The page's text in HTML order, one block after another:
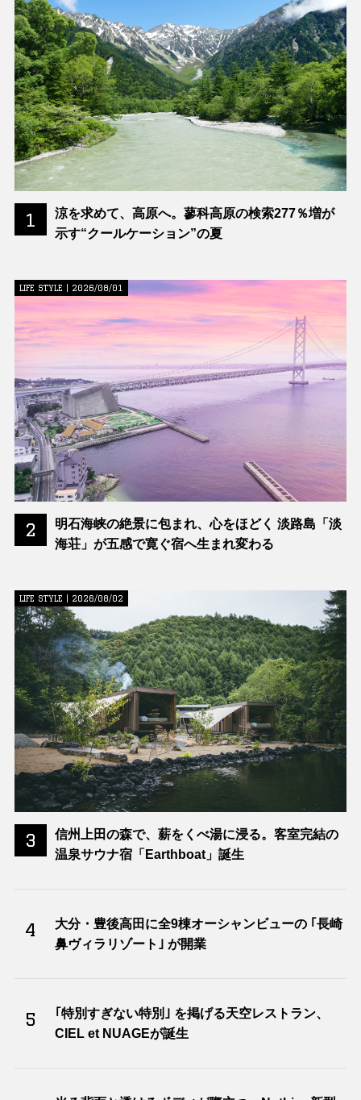
1
涼を求めて、高原へ。蓼科高原の検索277％増が
示す“クールケーション”の夏
2
LIFE STYLE | 2026/08/01
明石海峡の絶景に包まれ、心をほどく 淡路島「淡
海荘」が五感で寛ぐ宿へ生まれ変わる
3
LIFE STYLE | 2026/08/02
信州上田の森で、薪をくべ湯に浸る。客室完結の
温泉サウナ宿「Earthboat」誕生
4
大分・豊後高田に全9棟オーシャンビューの ｢長崎
鼻ヴィラリゾート｣ が開業
5
｢特別すぎない特別｣ を掲げる天空レストラン、
CIEL et NUAGEが誕生